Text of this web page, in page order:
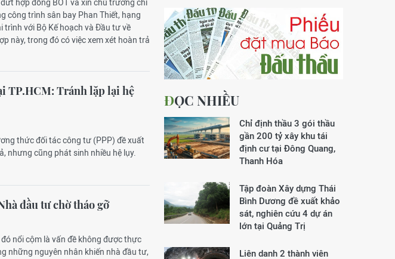
hợp đồng BOT và xin chủ trương chỉ
công trình sân bay Phan Thiết, hạng
trình với Bộ Kế hoạch và Đầu tư về
này, trong đó có việc xem xét hoàn trả
TP.HCM: Tránh lặp lại hệ
thức đối tác công tư (PPP) đề xuất
nhưng cũng phát sinh nhiều hệ lụy.
đầu tư chờ tháo gỡ
nổi cộm là vấn đề không được thực
những nguyên nhân khiến nhà đầu tư,
ĐỌC NHIỀU
Chỉ định thầu 3 gói thầu
gần 200 tỷ xây khu tái
định cư tại Đông Quang,
Thanh Hóa
Tập đoàn Xây dựng Thái
Bình Dương đề xuất khảo
sát, nghiên cứu 4 dự án
lớn tại Quảng Trị
Liên danh 2 thành viên